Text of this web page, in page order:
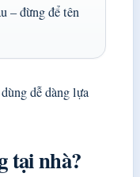
– đừng để tên
dễ dàng lựa
tại nhà?